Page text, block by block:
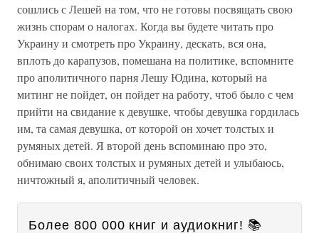
сошлись с Лешей на том, что не готовы посвящать свою
жизнь спорам о налогах. Когда вы будете читать про
Украину и смотреть про Украину, дескать, вся она,
вплоть до карапузов, помешана на политике, вспомните
про аполитичного парня Лешу Юдина, который на
митинг не пойдет, он пойдет на работу, чтоб было с чем
прийти на свидание к девушке, чтобы девушка гордилась
им, та самая девушка, от которой он хочет толстых и
румяных детей. Я второй день вспоминаю про это,
обнимаю своих толстых и румяных детей и улыбаюсь,
ничтожный я, аполитичный человек.
Более 800 000 книг и аудиокниг! 📚